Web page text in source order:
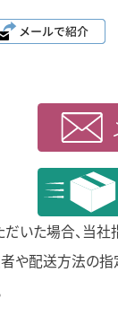
いた場合、当社
や配送方法の指